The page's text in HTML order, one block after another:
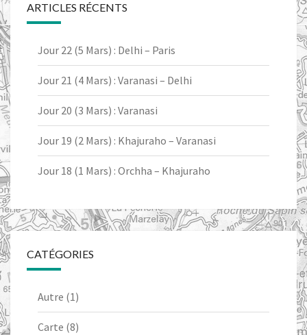
ARTICLES RÉCENTS
Jour 22 (5 Mars) : Delhi – Paris
Jour 21 (4 Mars) : Varanasi – Delhi
Jour 20 (3 Mars) : Varanasi
Jour 19 (2 Mars) : Khajuraho – Varanasi
Jour 18 (1 Mars) : Orchha – Khajuraho
CATÉGORIES
Autre (1)
Carte (8)